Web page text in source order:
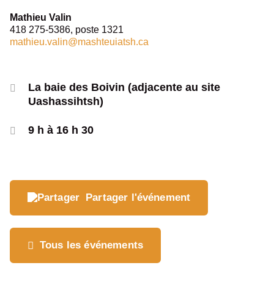
Mathieu Valin
418 275-5386, poste 1321
mathieu.valin@mashteuiatsh.ca
La baie des Boivin (adjacente au site
Uashassihtsh)
9 h à 16 h 30
Partager l'événement
Tous les événements